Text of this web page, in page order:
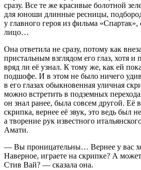
сразу. Все те же красивые болотной
для юноши длинные ресницы,
у главного героя из фильма «Спартак»,
лицо…
Она ответила не сразу, потому как
пристальным взглядом его глаз, хотя
вряд ли её узнал. К тому же, как ей
подшофе. И в этом не было ничего
в его глазах обыкновенная уличная
можно встретить в подземных
он знал ранее, была совсем другой. Её
скрипка, вернее её звук, это ведь был
а творение рук известного
Амати.
— Вы проницательны… Вернее у вас
Наверное, играете на скрипке? А
Стив Вай? — сказала она.